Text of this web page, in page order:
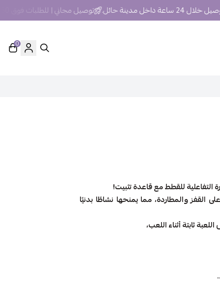
ساعة داخل مدينة حائل. توصيل مجاني | للطلبات فوق 250 ريال داخل مدينة حائل
0
للقطط مع قاعدة تثبيت!
والمطاردة، مما يمنحها نشاطًا بدنيًا
ثابتة أثناء اللعب،